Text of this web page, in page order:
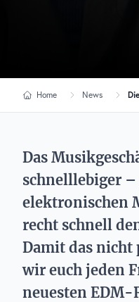
Home News
Das
schnelllebiger –
elektronischen
recht schnell
Damit das nicht
wir euch jeden
neuesten EDM-